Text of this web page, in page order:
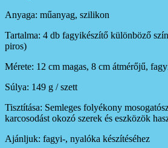
Anyaga: műanyag, szilikon
Tartalma: 4 db fagyikészítő különböző
piros)
Mérete: 12 cm magas, 8 cm átmérőjű,
Súlya: 149 g / szett
Tisztítása: Semleges folyékony
karcosodást okozó szerek és eszközök
Ajánljuk: fagyi-, nyalóka készítéséhez